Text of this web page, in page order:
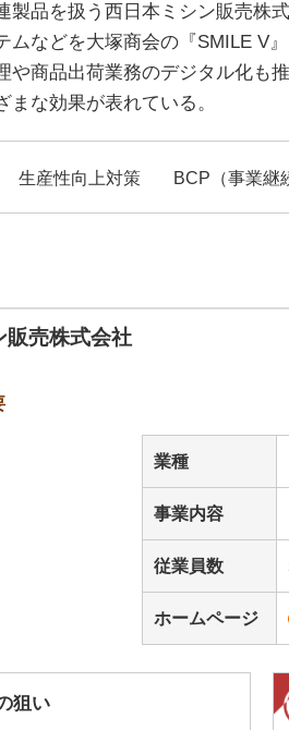
製品を扱う西日本ミシン販売株
ムなどを大塚商会の『SMILE V
や商品出荷業務のデジタル化も
まな効果が表れている。
生産性向上対策 BCP（事業継
販売株式会社
業種
事業内容
従業員数
ホームページ
狙い